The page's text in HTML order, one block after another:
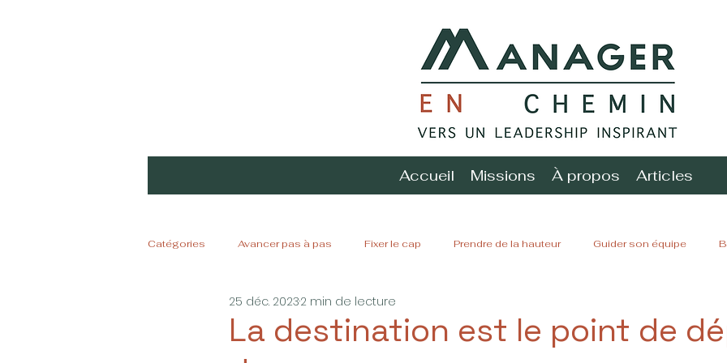
Accueil Missions À propos Articles
Catégories Avancer pas à pas Fixer le cap Prendre de la hauteur Guider son équipe
La destination est le point de
25 déc. 20232 min de lecture